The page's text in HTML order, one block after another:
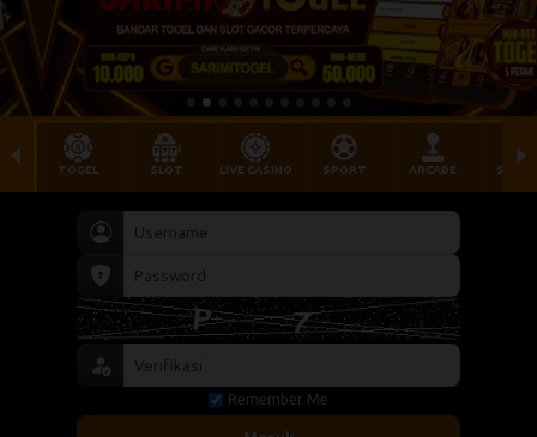
Remember Me
TOGEL SLOT LIVE CASINO SPORT ARCADE